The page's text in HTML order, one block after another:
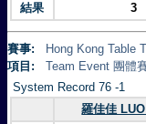
結果
3
賽事:
Hong Kong Table
項目:
Team Event 團體
System Record 76 -1
羅佳佳